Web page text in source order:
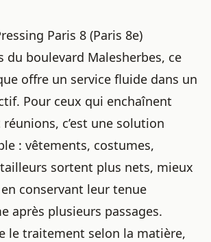
Paris 8 (Paris 8e)
du boulevard Malesherbes, ce
offre un service fluide dans un
Pour ceux qui enchaînent
c’est une solution
: vêtements, costumes,
sortent plus nets, mieux
conservant leur tenue
après plusieurs passages.
le traitement selon la matière,